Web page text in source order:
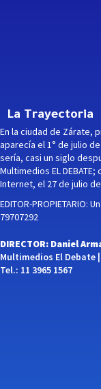
La Trayectoria
En la ciudad de Zárate,
aparecía el 1° de julio
sería, casi un siglo
Multimedios EL
Internet, el 27 de julio de
EDITOR-PROPIETARIO:
79707292
DIRECTOR: Daniel
Multimedios El Debate
Tel.: 11 3965 1567